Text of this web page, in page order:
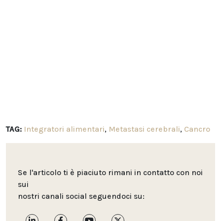
TAG: Integratori alimentari, Metastasi cerebrali, Cancro
Se l'articolo ti è piaciuto rimani in contatto con noi
sui
nostri canali social seguendoci su: